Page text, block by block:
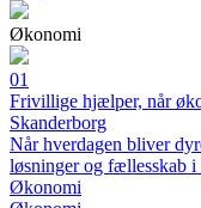
Økonomi
01
Frivillige hjælper, når
Skanderborg
Når hverdagen bliver
løsninger og fællesskab i
Økonomi